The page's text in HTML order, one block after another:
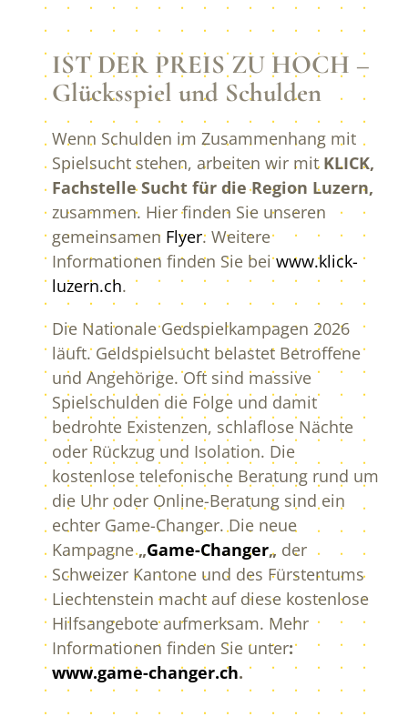
IST DER PREIS ZU HOCH –
Glücksspiel und Schulden
Wenn Schulden im Zusammenhang mit
Spielsucht stehen, arbeiten wir mit KLICK,
Fachstelle Sucht für die Region Luzern,
zusammen. Hier finden Sie unseren
gemeinsamen Flyer. Weitere
Informationen finden Sie beiwww.klick-
luzern.ch.
Die Nationale Gedspielkampagen 2026
läuft. Geldspielsucht belastet Betroffene
und Angehörige. Oft sind massive
Spielschulden die Folge und damit
bedrohte Existenzen, schlaflose Nächte
oder Rückzug und Isolation. Die
kostenlose telefonische Beratung rund um
die Uhr oder Online-Beratung sind ein
echter Game-Changer. Die neue
Kampagne„Game-Changer„ der
Schweizer Kantone und des Fürstentums
Liechtenstein macht auf diese kostenlose
Hilfsangebote aufmerksam. Mehr
Informationen finden Sie unter:
www.game-changer.ch.